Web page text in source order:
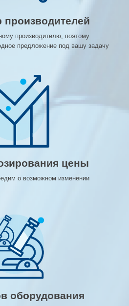
производителю, поэтому
предложение под вашу задачу
цены
о возможном изменении
оборудования